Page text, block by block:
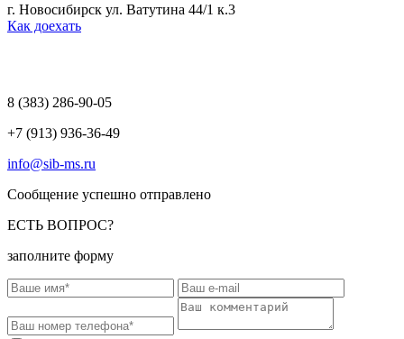
г. Новосибирск ул. Ватутина 44/1 к.3
Как доехать
8 (383) 286-90-05
+7 (913) 936-36-49
info@sib-ms.ru
Сообщение успешно отправлено
ЕСТЬ ВОПРОС?
заполните форму